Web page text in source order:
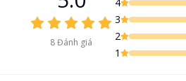
8Đánh giá
4
3
2
1